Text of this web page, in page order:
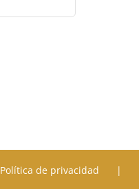
Política de privacidad